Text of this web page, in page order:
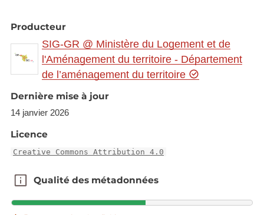
Producteur
SIG-GR @ Ministère du Logement et de
l'Aménagement du territoire - Département
de l’aménagement du territoire
Dernière mise à jour
14 janvier 2026
Licence
Creative Commons Attribution 4.0
Qualité des métadonnées
Qualité des métadonnées